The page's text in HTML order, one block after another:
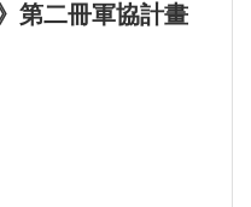
第二冊軍協計畫